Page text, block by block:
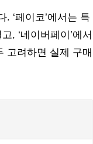
‘페이코’에서는 특
, ‘네이버페이’에서
고려하면 실제 구매